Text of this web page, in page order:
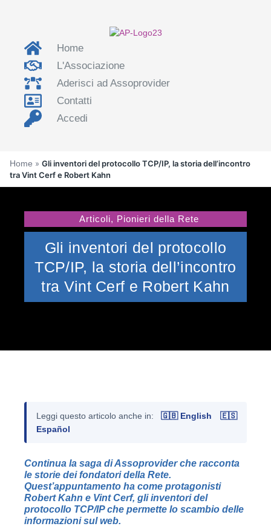
Home
L'Associazione
Aderisci ad Assoprovider
Contatti
Accedi
Home » Gli inventori del protocollo TCP/IP, la storia dell’incontro
tra Vint Cerf e Robert Kahn
Articoli, Pionieri della Rete
Gli inventori del protocollo
TCP/IP, la storia dell’incontro
tra Vint Cerf e Robert Kahn
Leggi questo articolo anche in: 🇬🇧 English
🇪🇸
Español
Continua la saga di Assoprovider che racconta
le storie dei fondatori della Rete.
Quest’appuntamento ha come protagonisti
Robert Kahn e Vint Cerf, gli inventori del
protocollo TCP/IP che permette lo scambio delle
informazioni sul web.